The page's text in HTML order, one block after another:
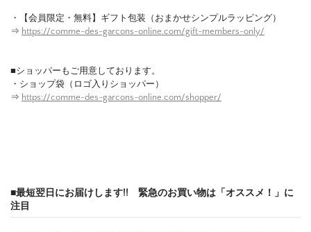
・【会員限定・無料】ギフト包装（おまかせシンプルラッピング）
⇒ https://comme-des-garcons-online.com/gift-members-only/
■ショッパーもご用意しております。
・ショップ袋（ロゴ入りショッパー）
⇒ https://comme-des-garcons-online.com/shopper/
■最短翌日にお届けします!! 緊急のお買い物は「オススメ！」に
注目